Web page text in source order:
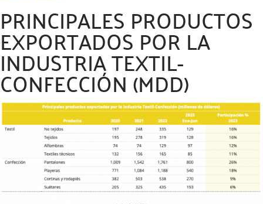
PRINCIPALES PRODUCTOS
EXPORTADOS POR LA
INDUSTRIA TEXTIL-
CONFECCIÓN (MDD)